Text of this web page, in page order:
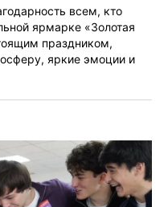
всем, кто
ярмарке «Золотая
праздником,
яркие эмоции и